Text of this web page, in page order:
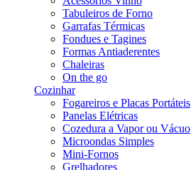
Tabuleiros de Forno
Garrafas Térmicas
Fondues e Tagines
Formas Antiaderentes
Chaleiras
On the go
Cozinhar
Fogareiros e Placas Portáteis
Panelas Elétricas
Cozedura a Vapor ou Vácuo
Microondas Simples
Mini-Fornos
Grelhadores